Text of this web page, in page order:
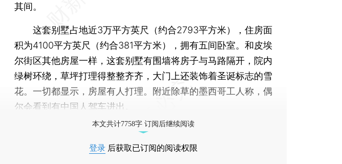
其间。
这套别墅占地近3万平方英尺（约合2793平方米），住房面
积为4100平方英尺（约合381平方米），拥有五间卧室。和皮埃
尔街区其他房屋一样，这套别墅有围墙将房子与马路隔开，院内
绿树环绕，草坪打理得整整齐齐，大门上还装饰着圣诞标志的雪
花。一切都显示，房屋有人打理。附近除草的墨西哥工人称，偶
尔会看到有中国人驾车进出。
本文共计7758字 订阅后继续阅读
登录 后获取已订阅的阅读权限